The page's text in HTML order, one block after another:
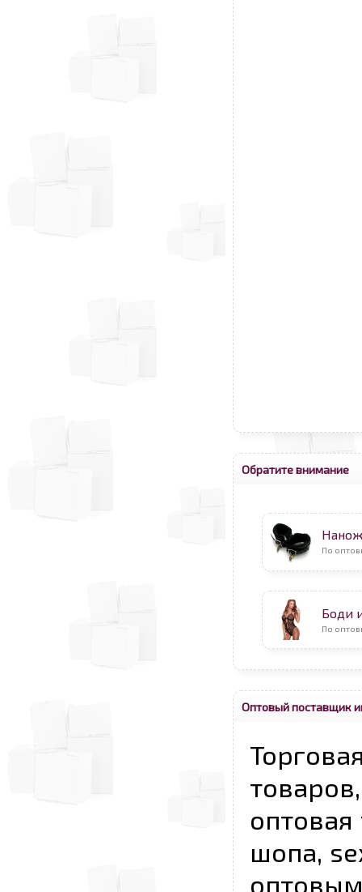
Обратите внимание
По
Боди
По
Оптовый поставщик
шопа,